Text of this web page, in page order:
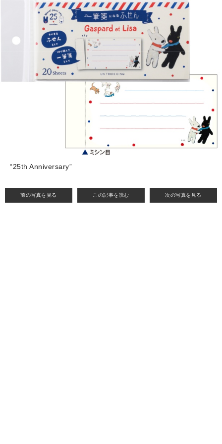
前の写真を見る この記事を読む 次の写真を見る
“25th Anniversary”